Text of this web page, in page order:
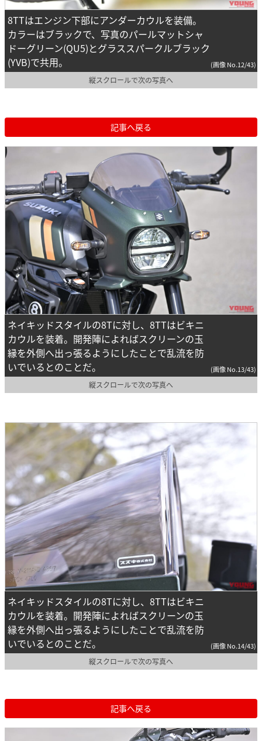
8TTはエンジン下部にアンダーカウルを装備。
カラーはブラックで、写真のパールマットシャ
ドーグリーン(QU5)とグラススパークルブラック
(YVB)で共用。
(画像 No.12/43)
縦スクロールで次の写真へ
記事へ戻る
ネイキッドスタイルの8Tに対し、8TTはビキニ
カウルを装着。開発陣によればスクリーンの玉
縁を外側へ出っ張るようにしたことで乱流を防
いでいるとのことだ。
(画像 No.13/43)
縦スクロールで次の写真へ
ネイキッドスタイルの8Tに対し、8TTはビキニ
カウルを装着。開発陣によればスクリーンの玉
縁を外側へ出っ張るようにしたことで乱流を防
いでいるとのことだ。
(画像 No.14/43)
縦スクロールで次の写真へ
記事へ戻る